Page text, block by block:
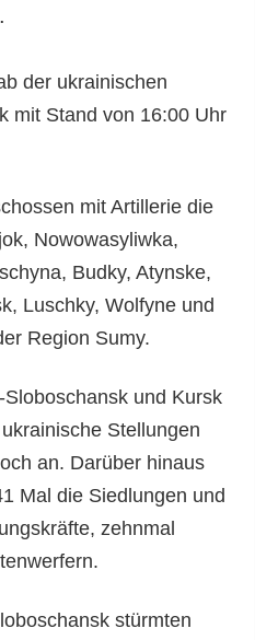
LEISTUNGEN
Abonnement
der ukrainischen
mit Stand von 16:00 Uhr
mit Artillerie die
Nowowasyliwka,
Budky, Atynske,
Luschky, Wolfyne und
Region Sumy.
und Kursk
Stellungen
an. Darüber hinaus
Mal die Siedlungen und
zehnmal
stürmten